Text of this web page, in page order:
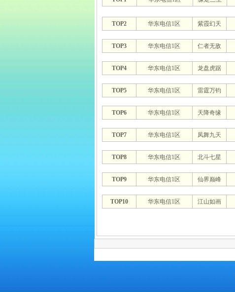
TOP2 华东电信1区 紫霞幻天
TOP3 华东电信1区 仁者无敌
TOP4 华东电信1区 龙盘虎踞
TOP5 华东电信1区 雷霆万钧
TOP6 华东电信1区 天降奇缘
TOP7 华东电信1区 凤舞九天
TOP8 华东电信1区 北斗七星
TOP9 华东电信1区 仙界巅峰
TOP10 华东电信1区 江山如画